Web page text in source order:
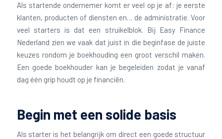
Als startende ondernemer komt er veel op je af: je eerste
klanten, producten of diensten en… de administratie. Voor
veel starters is dat een struikelblok. Bij Easy Finance
Nederland zien we vaak dat juist in die beginfase de juiste
keuzes rondom je boekhouding een groot verschil maken.
Een goede boekhouder kan je begeleiden zodat je vanaf
dag één grip houdt op je financiën.
Begin met een solide basis
Als starter is het belangrijk om direct een goede structuur